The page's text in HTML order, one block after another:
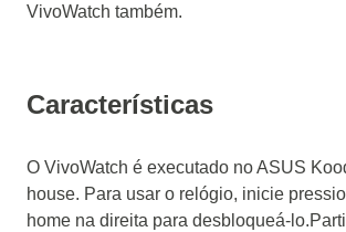
VivoWatch também.
Características
O VivoWatch é executado no ASUS
house. Para usar o relógio, inicie
home na direita para desbloqueá-lo.